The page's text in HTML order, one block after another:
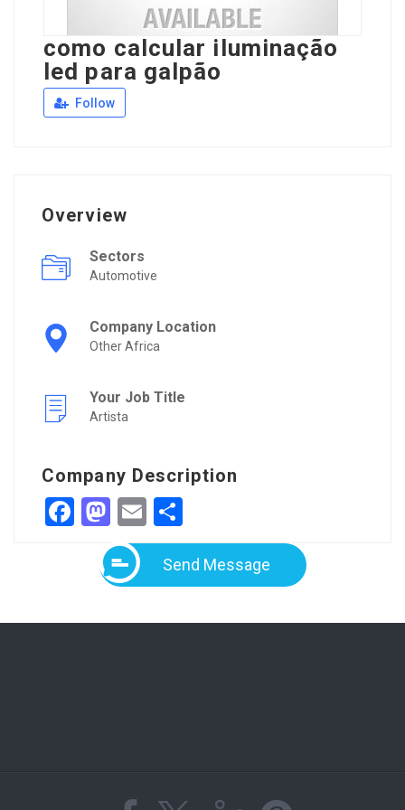
como calcular iluminação
led para galpão
Follow
Overview
Sectors
Automotive
Company Location
Other Africa
Your Job Title
Artista
Company Description
Facebook
Mastodon
Email
Send Message